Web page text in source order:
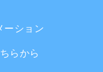
ーション
らから